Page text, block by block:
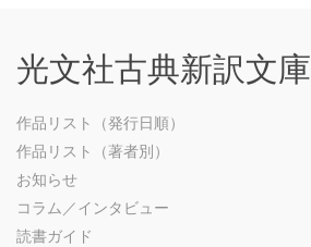
光文社古典新訳文庫
作品リスト（発行日順）
作品リスト（著者別）
お知らせ
コラム／インタビュー
読書ガイド